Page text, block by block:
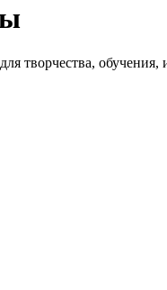
творчества,